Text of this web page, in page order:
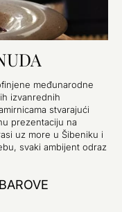
međunarodne
izvanrednih
stvarajući
prezentaciju na
uz more u Šibeniku i
svaki ambijent odraz